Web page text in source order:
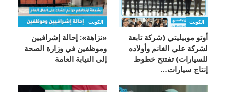
الكويت
أوتو موبيليتي (شركة تابعة
لشركة علي الغانم وأولاده
للسيارات) تفتتح خطوط
إنتاج سيارات…
الكويت
«نزاهة»: إحالة إشرافيين
وموظفين في وزارة الصحة
إلى النيابة العامة